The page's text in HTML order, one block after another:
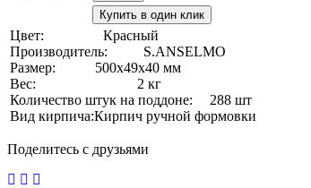
Купить в один клик
Цвет:
Красный
Производитель:
S.ANSELMO
Размер:
500х49х40 мм
Вес:
2 кг
Количество штук на поддоне:
288 шт
Вид кирпича:Кирпич ручной формовки
Поделитесь с друзьями